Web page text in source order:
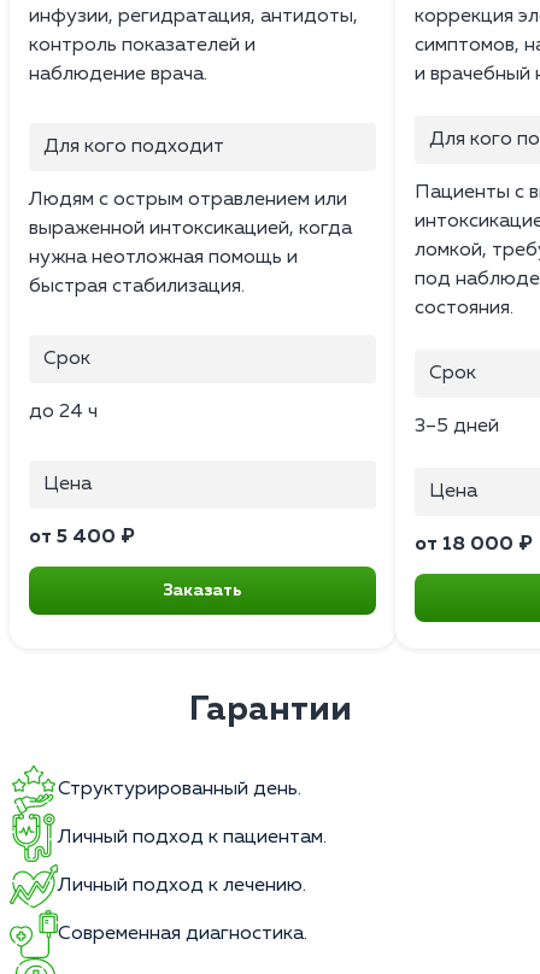
инфузии, регидратация, антидоты,
контроль показателей и
наблюдение врача.
Для кого подходит
Людям с острым отравлением или
выраженной интоксикацией, когда
нужна неотложная помощь и
быстрая стабилизация.
Срок
до 24 ч
Цена
от 5 400 ₽
Заказать
коррекция
симптомов,
и врачебный
Для кого
Пациенты с
ломкой,
под
состояния.
Срок
3–5 дней
Цена
от 18 000 ₽
Гарантии
Структурированный день.
Личный подход к пациентам.
Личный подход к лечению.
Современная диагностика.